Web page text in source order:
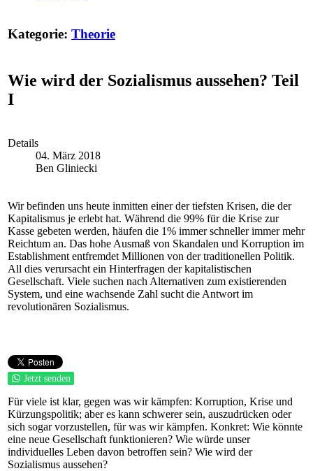
Kategorie: Theorie
Wie wird der Sozialismus aussehen? Teil
I
Details
04. März 2018
Ben Gliniecki
Wir befinden uns heute inmitten einer der tiefsten Krisen, die der
Kapitalismus je erlebt hat. Während die 99% für die Krise zur
Kasse gebeten werden, häufen die 1% immer schneller immer mehr
Reichtum an. Das hohe Ausmaß von Skandalen und Korruption im
Establishment entfremdet Millionen von der traditionellen Politik.
All dies verursacht ein Hinterfragen der kapitalistischen
Gesellschaft. Viele suchen nach Alternativen zum existierenden
System, und eine wachsende Zahl sucht die Antwort im
revolutionären Sozialismus.
Jetzt senden
Für viele ist klar, gegen was wir kämpfen: Korruption, Krise und
Kürzungspolitik; aber es kann schwerer sein, auszudrücken oder
sich sogar vorzustellen, für was wir kämpfen. Konkret: Wie könnte
eine neue Gesellschaft funktionieren? Wie würde unser
individuelles Leben davon betroffen sein? Wie wird der
Sozialismus aussehen?